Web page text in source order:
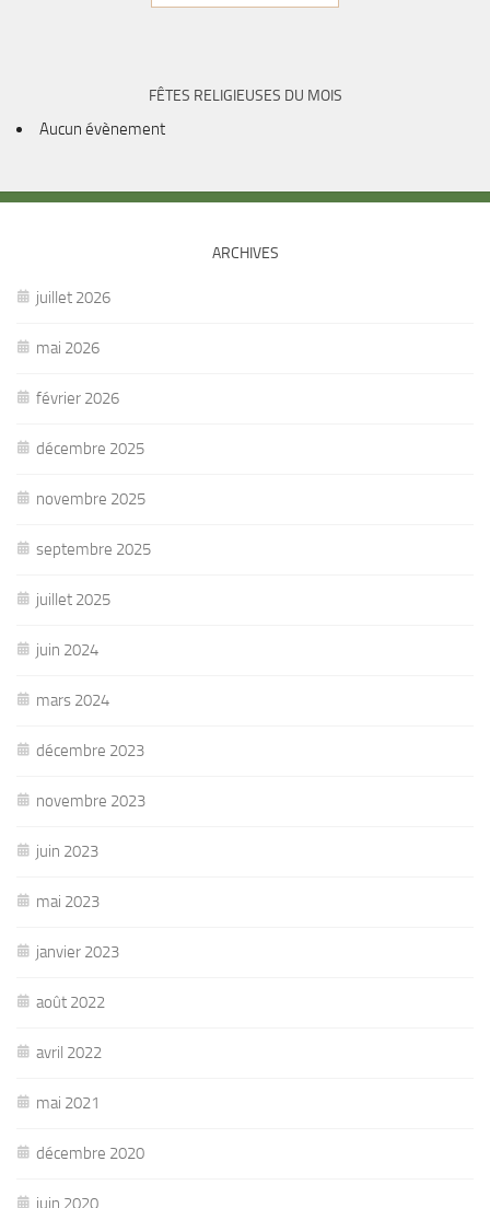
FÊTES RELIGIEUSES DU MOIS
Aucun évènement
ARCHIVES
juillet 2026
mai 2026
février 2026
décembre 2025
novembre 2025
septembre 2025
juillet 2025
juin 2024
mars 2024
décembre 2023
novembre 2023
juin 2023
mai 2023
janvier 2023
août 2022
avril 2022
mai 2021
décembre 2020
juin 2020